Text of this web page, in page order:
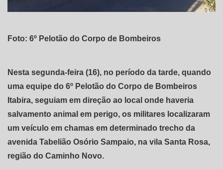
Foto: 6⁠º Pelotão do Corpo de Bombeiros
Nesta segunda-feira (16), no período da tarde, quando
uma equipe do 6⁠º Pelotão do Corpo de Bombeiros
Itabira, seguiam em direção ao local onde haveria
salvamento animal em perigo, os militares localizaram
um veículo em chamas em determinado trecho da
avenida Tabelião Osório Sampaio, na vila Santa Rosa,
região do Caminho Novo.